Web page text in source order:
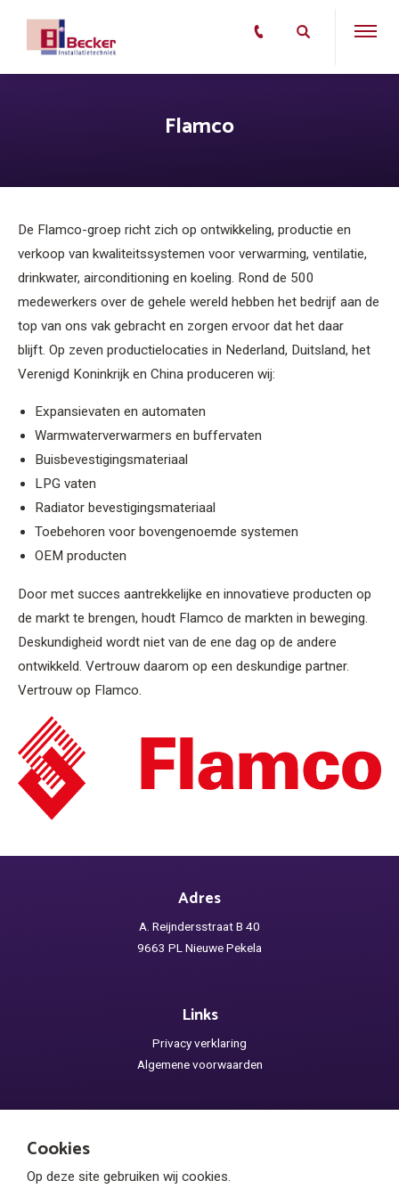
Flamco
De Flamco-groep richt zich op ontwikkeling, productie en
verkoop van kwaliteitssystemen voor verwarming, ventilatie,
drinkwater, airconditioning en koeling. Rond de 500
medewerkers over de gehele wereld hebben het bedrijf aan de
top van ons vak gebracht en zorgen ervoor dat het daar
blijft. Op zeven productielocaties in Nederland, Duitsland, het
Verenigd Koninkrijk en China produceren wij:
Expansievaten en automaten
Warmwaterverwarmers en buffervaten
Buisbevestigingsmateriaal
LPG vaten
Radiator bevestigingsmateriaal
Toebehoren voor bovengenoemde systemen
OEM producten
Door met succes aantrekkelijke en innovatieve producten op
de markt te brengen, houdt Flamco de markten in beweging.
Deskundigheid wordt niet van de ene dag op de andere
ontwikkeld. Vertrouw daarom op een deskundige partner.
Vertrouw op Flamco.
Cookies
Op deze site gebruiken wij cookies.
Adres
A. Reijndersstraat B 40
9663 PL Nieuwe Pekela
Links
Privacy verklaring
Algemene voorwaarden
Winkel : Dinsdag, Donderdag en Vrijdag van 9.00 tot 16.00 uur.
Kantoor telefonisch bereikbaar van maandag t/m vrijdag van 8.00